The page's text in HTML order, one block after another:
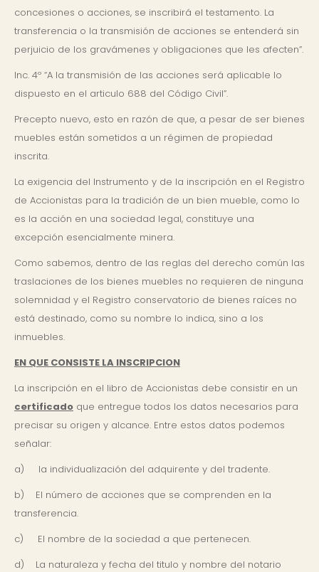
concesiones o acciones, se inscribirá el testamento. La
transferencia o la transmisión de acciones se entenderá sin
perjuicio de los gravámenes y obligaciones que les afecten”.
Inc. 4º “A la transmisión de las acciones será aplicable lo
dispuesto en el articulo 688 del Código Civil”.
Precepto nuevo, esto en razón de que, a pesar de ser bienes
muebles están sometidos a un régimen de propiedad
inscrita.
La exigencia del Instrumento y de la inscripción en el Registro
de Accionistas para la tradición de un bien mueble, como lo
es la acción en una sociedad legal, constituye una
excepción esencialmente minera.
Como sabemos, dentro de las reglas del derecho común las
traslaciones de los bienes muebles no requieren de ninguna
solemnidad y el Registro conservatorio de bienes raíces no
está destinado, como su nombre lo indica, sino a los
inmuebles.
EN QUE CONSISTE LA INSCRIPCION
La inscripción en el libro de Accionistas debe consistir en un
certificado que entregue todos los datos necesarios para
precisar su origen y alcance. Entre estos datos podemos
señalar:
a) la individualización del adquirente y del tradente.
b) El número de acciones que se comprenden en la
transferencia.
c) El nombre de la sociedad a que pertenecen.
d) La naturaleza y fecha del titulo y nombre del notario